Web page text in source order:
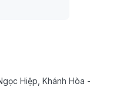
Hiệp, Khánh Hòa -